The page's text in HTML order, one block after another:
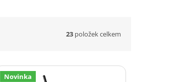
23 položek celkem
Novinka